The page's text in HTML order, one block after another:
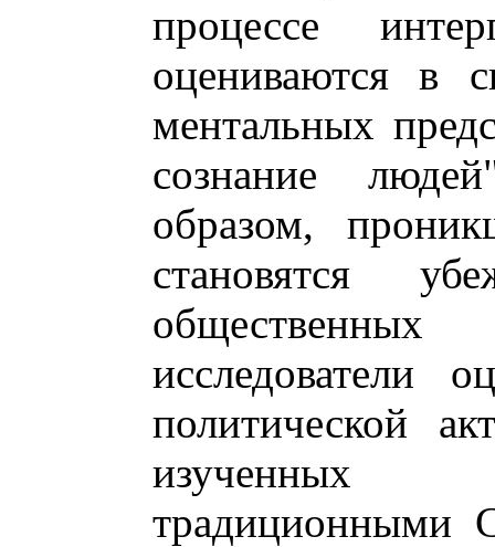
процессе
оцениваются в
ментальных
сознание
образом,
становятся
исследователи
политической
изученных
традиционными